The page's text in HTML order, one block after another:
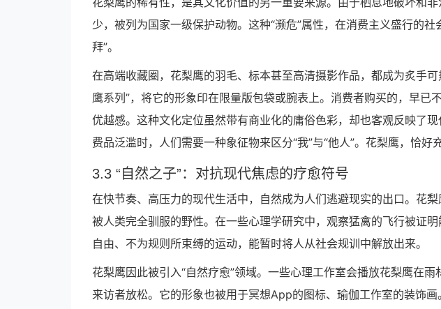
少，被列为国家一级保护动物。这种“濒危”属性，在消费主义盛行的
拜”。
在高端收藏圈，花梨鹰的羽毛、标本甚至高清摄影作品，都成为炙手
鹰系列”，将它的形象印在限量版包袋或腕表上。消费者购买的，早已
优越感。这种文化定位虽然带有商业化的庸俗色彩，却也客观反映了
费品泛滥时，人们需要一种象征物来区分“我”与“他人”。花梨鹰，恰好
3.3 “自然之子”：对抗现代焦虑的疗愈符号
在快节奏、高压力的现代生活中，自然成为人们逃避现实的出口。花
被人类完全驯服的野性。在一些心理学研究中，观察猛禽的飞行被证
自由、不为规则所束缚的运动，能暂时将人从社会规训中解放出来。
花梨鹰因此被引入“自然疗愈”领域。一些心理工作室会播放花梨鹰在
来访者放松。它的形象也被用于冥想App的图标、瑜伽工作室的装饰